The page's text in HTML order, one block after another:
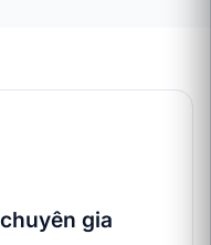
gia